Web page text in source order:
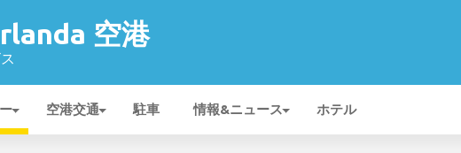
空港
空港交通 駐車 情報&ニュース ホテル